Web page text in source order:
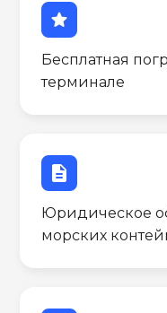
star
Бесплатная
терминале
description
Юридическое
морских